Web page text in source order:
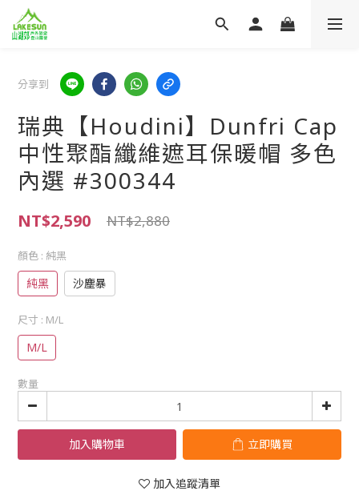
分享到
瑞典【Houdini】Dunfri Cap
中性聚酯纖維遮耳保暖帽 多色
內選 #300344
NT$2,590 NT$2,880
顏色 : 純黑
純黑 沙塵暴
尺寸 : M/L
M/L
數量
加入購物車 立即購買
加入追蹤清單